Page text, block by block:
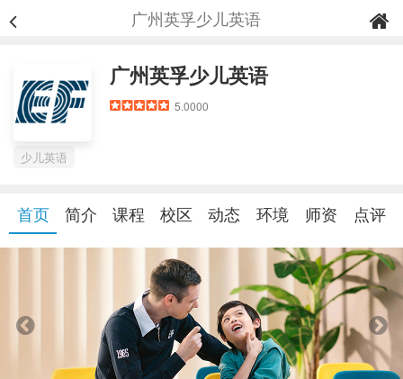
广州英孚少儿英语
广州英孚少儿英语
5.0000
少儿英语
首页 简介 课程 校区 动态 环境 师资 点评